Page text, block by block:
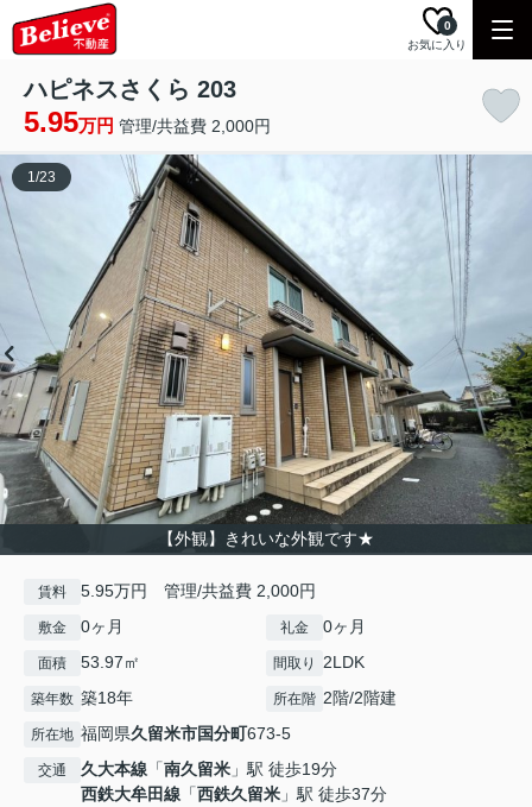
お気に入り
0
ハピネスさくら 203
5.95万円 管理/共益費 2,000円
【外観】きれいな外観です★
1/23
賃料 5.95万円 管理/共益費 2,000円
敷金 0ヶ月 礼金 0ヶ月
面積 53.97㎡ 間取り 2LDK
築年数 築18年 所在階 2階/2階建
所在地 福岡県久留米市国分町673-5
交通 久大本線 「南久留米 」駅 徒歩19分
西鉄大牟田線 「西鉄久留米 」駅 徒歩37分